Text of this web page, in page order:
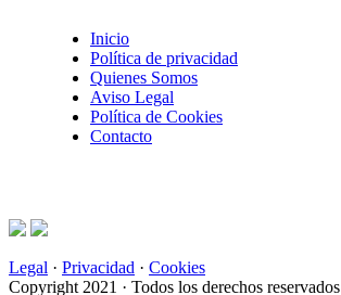
Inicio
Política de privacidad
Quienes Somos
Aviso Legal
Política de Cookies
Contacto
Legal · Privacidad · Cookies
Copyright 2021 · Todos los derechos reservados